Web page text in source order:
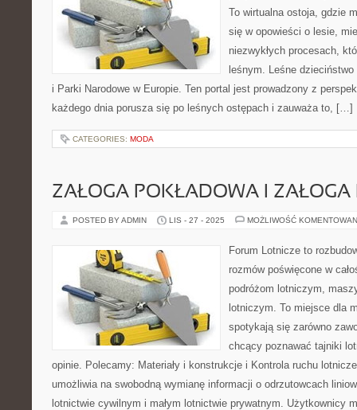
To wirtualna ostoja, gdzie
się w opowieści o lesie,
niezwykłych procesach,
leśnym. Leśne
i Parki Narodowe w Europie. Ten portal jest prowadzony z
każdego dnia porusza się po leśnych ostępach i zauważa to, […]
CATEGORIES: MODA
ZAŁOGA POKŁADOWA I
POSTED BY ADMIN LIS - 27 - 2025 MOŻLIWOŚĆ
Forum Lotnicze to
rozmów poświęcone w
podróżom lotniczym,
lotniczym. To miejsce dla
spotykają się zarówno
chcący poznawać tajniki
opinie. Polecamy: Materiały i konstrukcje i Kontrola ruchu
umożliwia na swobodną wymianę informacji o odrzutowcach
lotnictwie cywilnym i małym lotnictwie prywatnym. Użytkownicy